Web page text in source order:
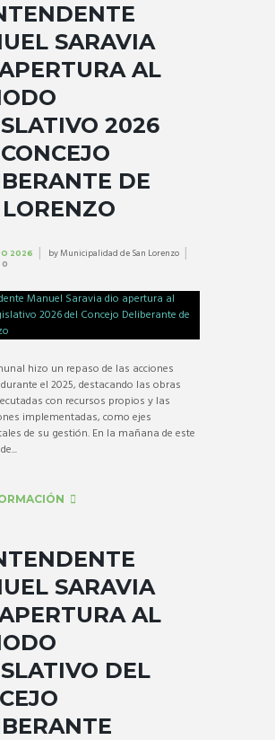
SARAVIA
AL
2026
DE
2026 byMunicipalidad de San Lorenzo
0
hizo un repaso de las acciones
el 2025, destacando las obras
con recursos propios y las
implementadas, como ejes
de su gestión. En la mañana de este
SARAVIA
AL
DEL